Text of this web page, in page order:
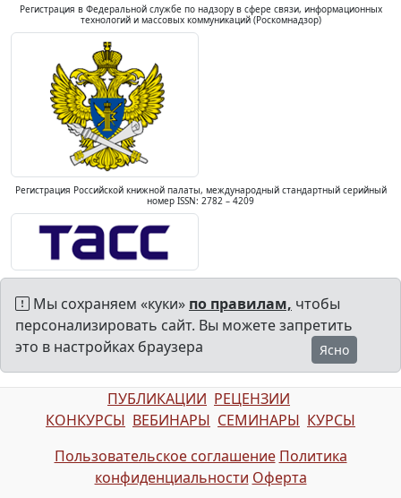
Регистрация в Федеральной службе по надзору в сфере связи, информационных
технологий и массовых коммуникаций (Роскомнадзор)
Регистрация Российской книжной палаты, международный стандартный серийный
номер ISSN: 2782 – 4209
Мы сохраняем «куки» по правилам, чтобы
персонализировать сайт. Вы можете запретить
это в настройках браузера
Ясно
ПУБЛИКАЦИИ РЕЦЕНЗИИ
КОНКУРСЫ ВЕБИНАРЫ СЕМИНАРЫ КУРСЫ
Пользовательское соглашение Политика
конфиденциальности Оферта